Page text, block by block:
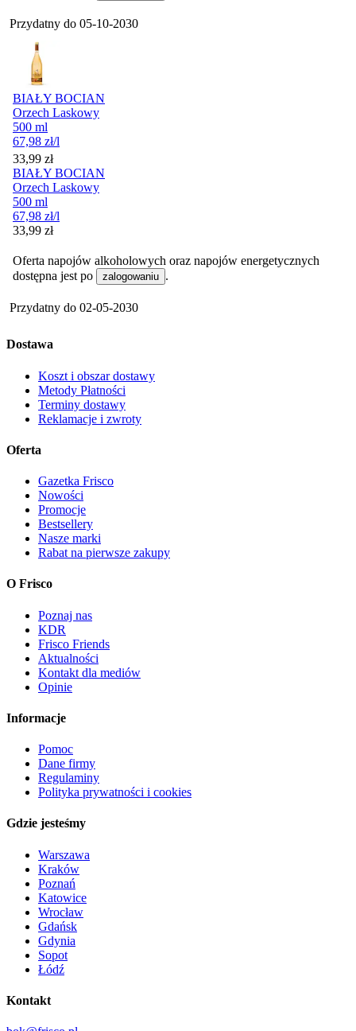
Przydatny do 05-10-2030
BIAŁY BOCIAN
Orzech Laskowy
500 ml
67,98 zł/l
Cena
33,99 zł
BIAŁY BOCIAN
Orzech Laskowy
500 ml
67,98 zł/l
Cena
33,99 zł
Oferta napojów alkoholowych oraz napojów energetycznych
dostępna jest po
zalogowaniu .
Przydatny do 02-05-2030
Dostawa
Koszt i obszar dostawy
Metody Płatności
Terminy dostawy
Reklamacje i zwroty
Oferta
Gazetka Frisco
Nowości
Promocje
Bestsellery
Nasze marki
Rabat na pierwsze zakupy
O Frisco
Poznaj nas
KDR
Frisco Friends
Aktualności
Kontakt dla mediów
Opinie
Informacje
Pomoc
Dane firmy
Regulaminy
Polityka prywatności i cookies
Gdzie jesteśmy
Warszawa
Kraków
Poznań
Katowice
Wrocław
Gdańsk
Gdynia
Sopot
Łódź
Kontakt